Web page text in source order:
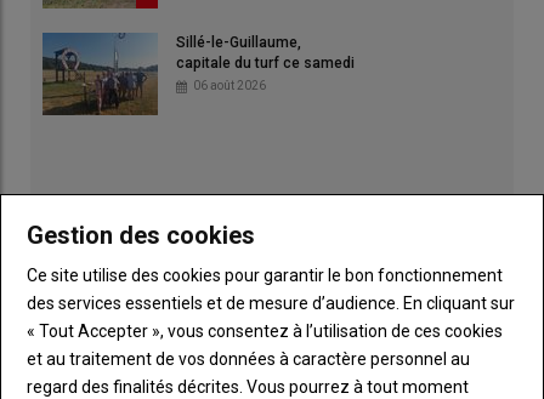
Sillé-le-Guillaume,
capitale du turf ce samedi
06 août 2026
Gestion des cookies
Ce site utilise des cookies pour garantir le bon fonctionnement
des services essentiels et de mesure d’audience. En cliquant sur
« Tout Accepter », vous consentez à l’utilisation de ces cookies
et au traitement de vos données à caractère personnel au
regard des finalités décrites. Vous pourrez à tout moment